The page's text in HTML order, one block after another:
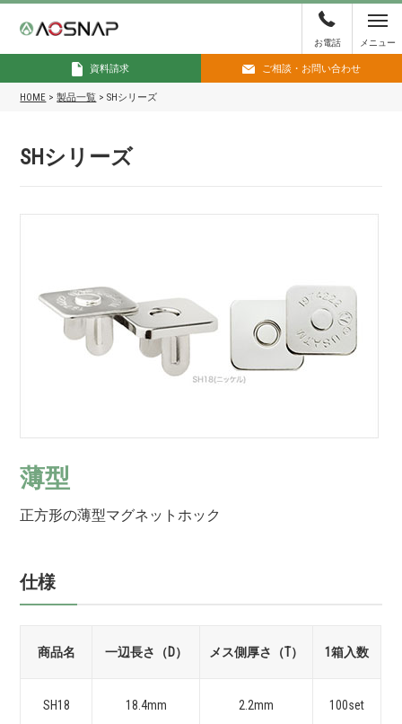
資料請求 ご相談・お問い合わせ
お電話 メニュー
HOME >製品一覧 >SHシリーズ
SHシリーズ
薄型
正方形の薄型マグネットホック
仕様
商品名 一辺長さ（D） メス側厚さ（T） 1箱入数
SH18 18.4mm 2.2mm 100set